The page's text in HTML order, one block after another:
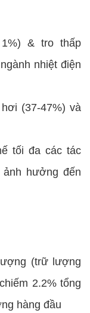
& tro thấp
nhiệt điện
(37-47%) và
tối đa các tác
hưởng đến
(trữ lượng
2.2% tổng
hàng đầu